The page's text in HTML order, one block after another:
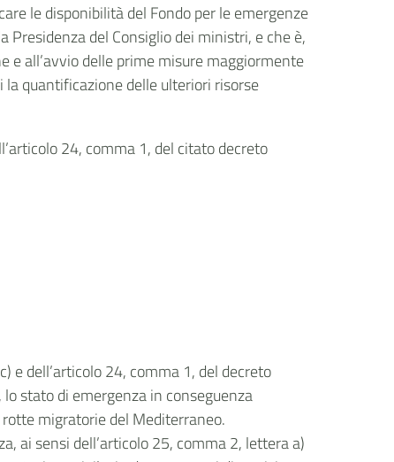
le disponibilità del Fondo per le emergenze
del Consiglio dei ministri, e che è,
e all’avvio delle prime misure maggiormente
quantificazione delle ulteriori risorse
24, comma 1, del citato decreto
e dell’articolo 24, comma 1, del decreto
stato di emergenza in conseguenza
migratorie del Mediterraneo.
ai sensi dell’articolo 25, comma 2, lettera a)